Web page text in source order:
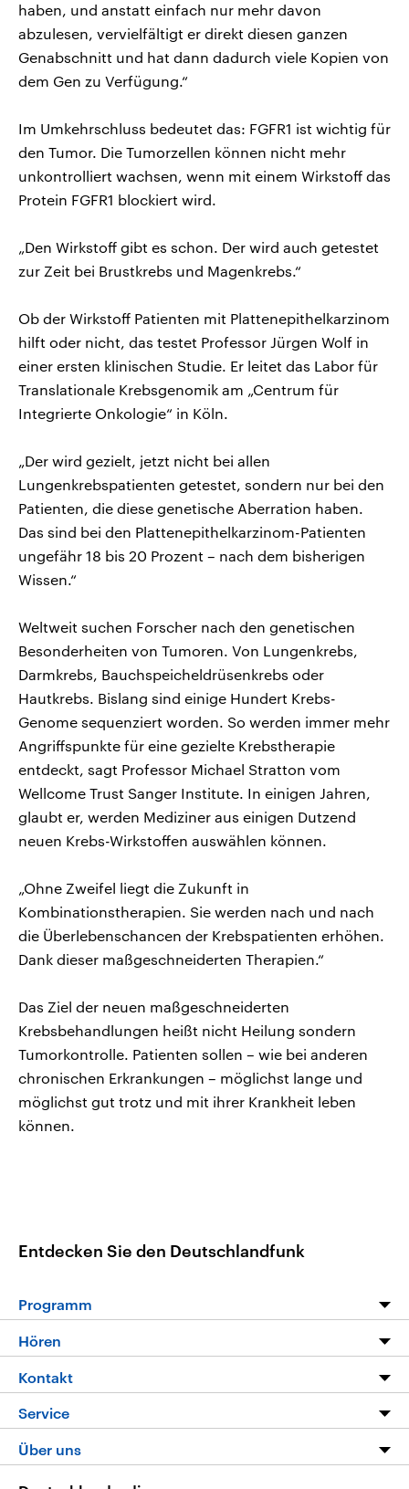
haben, und anstatt einfach nur mehr davon
abzulesen, vervielfältigt er direkt diesen ganzen
Genabschnitt und hat dann dadurch viele Kopien von
dem Gen zu Verfügung.“
Im Umkehrschluss bedeutet das: FGFR1 ist wichtig für
den Tumor. Die Tumorzellen können nicht mehr
unkontrolliert wachsen, wenn mit einem Wirkstoff das
Protein FGFR1 blockiert wird.
„Den Wirkstoff gibt es schon. Der wird auch getestet
zur Zeit bei Brustkrebs und Magenkrebs.“
Ob der Wirkstoff Patienten mit Plattenepithelkarzinom
hilft oder nicht, das testet Professor Jürgen Wolf in
einer ersten klinischen Studie. Er leitet das Labor für
Translationale Krebsgenomik am „Centrum für
Integrierte Onkologie“ in Köln.
„Der wird gezielt, jetzt nicht bei allen
Lungenkrebspatienten getestet, sondern nur bei den
Patienten, die diese genetische Aberration haben.
Das sind bei den Plattenepithelkarzinom-Patienten
ungefähr 18 bis 20 Prozent – nach dem bisherigen
Wissen.“
Weltweit suchen Forscher nach den genetischen
Besonderheiten von Tumoren. Von Lungenkrebs,
Darmkrebs, Bauchspeicheldrüsenkrebs oder
Hautkrebs. Bislang sind einige Hundert Krebs-
Genome sequenziert worden. So werden immer mehr
Angriffspunkte für eine gezielte Krebstherapie
entdeckt, sagt Professor Michael Stratton vom
Wellcome Trust Sanger Institute. In einigen Jahren,
glaubt er, werden Mediziner aus einigen Dutzend
neuen Krebs-Wirkstoffen auswählen können.
„Ohne Zweifel liegt die Zukunft in
Kombinationstherapien. Sie werden nach und nach
die Überlebenschancen der Krebspatienten erhöhen.
Dank dieser maßgeschneiderten Therapien.“
Das Ziel der neuen maßgeschneiderten
Krebsbehandlungen heißt nicht Heilung sondern
Tumorkontrolle. Patienten sollen – wie bei anderen
chronischen Erkrankungen – möglichst lange und
möglichst gut trotz und mit ihrer Krankheit leben
können.
Entdecken Sie den Deutschlandfunk
Programm
Die Nachrichten
Nachrichtenleicht
Neue Beiträge auf dlf.de
Hören
Livestream
Podcasts
Deutschlandfunk App
Kontakt
Hörerservice
Service
FAQ
Über uns